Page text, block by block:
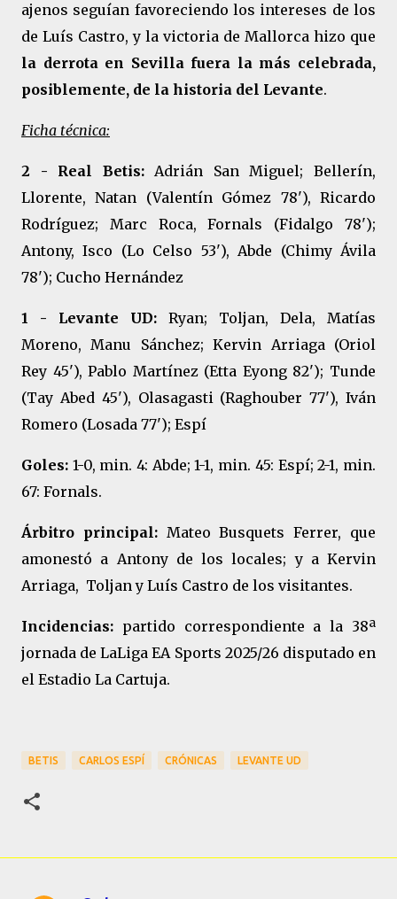
ajenos seguían favoreciendo los intereses de los
de Luís Castro, y la victoria de Mallorca hizo que
la derrota en Sevilla fuera la más celebrada,
posiblemente, de la historia del Levante.
Ficha técnica:
2 - Real Betis:Adrián San Miguel; Bellerín,
Llorente, Natan (Valentín Gómez 78'), Ricardo
Rodríguez; Marc Roca, Fornals (Fidalgo 78');
Antony, Isco (Lo Celso 53'), Abde (Chimy Ávila
78'); Cucho Hernández
1 - Levante UD: Ryan; Toljan, Dela, Matías
Moreno, Manu Sánchez; Kervin Arriaga (Oriol
Rey 45'), Pablo Martínez (Etta Eyong 82'); Tunde
(Tay Abed 45'), Olasagasti (Raghouber 77'), Iván
Romero (Losada 77'); Espí
Goles: 1-0, min. 4: Abde; 1-1, min. 45: Espí; 2-1, min.
67: Fornals.
Árbitro principal:Mateo Busquets Ferrer, que
amonestó a Antony de los locales; y a Kervin
Arriaga, Toljan y Luís Castro de los visitantes.
Incidencias: partido correspondiente a la 38ª
jornada de LaLiga EA Sports 2025/26 disputado en
el Estadio La Cartuja.
BETIS CARLOS ESPÍ CRÓNICAS LEVANTE UD